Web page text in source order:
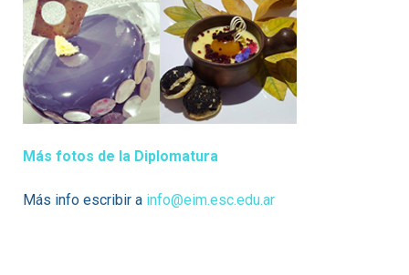
Más fotos de la Diplomatura
Más info escribir a info@eim.esc.edu.ar